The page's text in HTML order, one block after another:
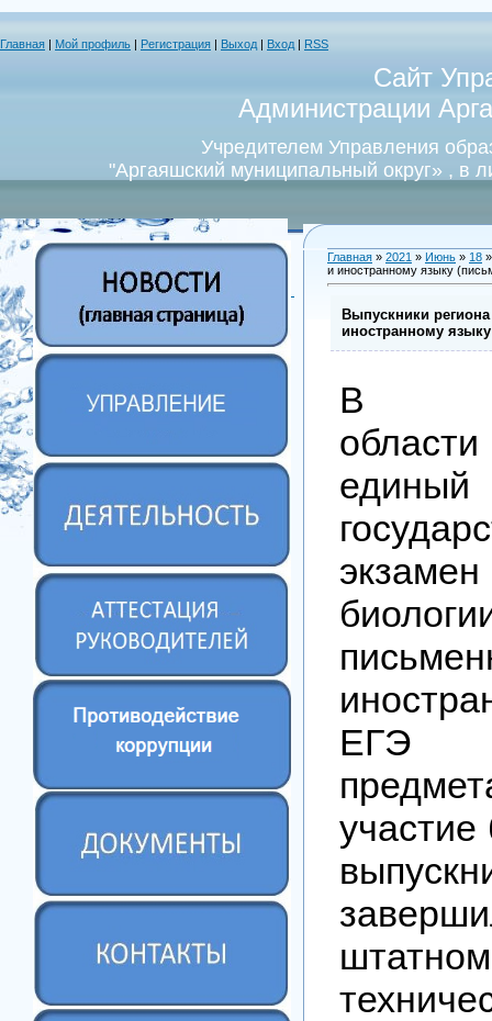
Главная Мой профиль Регистрация Выход Вход RSS
Сайт
Администрации
Учредителем Управления
"Аргаяшский муниципальный округ» , в
Главная » 2021 » Июнь » 18
и иностранному языку
Выпускники
иностранному
В
единый
ЕГЭ